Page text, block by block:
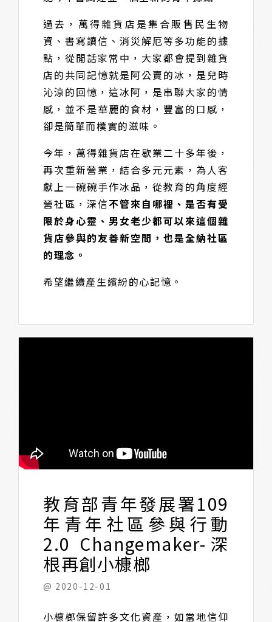
過去，萬得雜貨店是集合販售民生物
資、書寫讀信、消災解厄等多功能的據
點，從閒話家常中，大家都會提到雜貨
店的共同記憶就是阿公賣的冰，是兒時
沁涼的回憶，這冰阿，是串聯大家的情
感，並不是華麗的食材，豐富的口感，
卻是簡單而樸實的滋味。
今年，萬得雜貨店在歇業二十多年後，
再次重新營業，結合多元元素，為人客
獻上一碗碗手作冰品，從教育的角度經
營社區，深信不管來自哪裡、是否有受
限於身心靈、男女老少都可以來這個雜
貨店參與的友善新空間，也是全納社區
的理念。
希望繼續產生繽紛的心記憶。
教育部青年發展署109
年青年社區參與行動
2.0 Changemaker-深
根再創小槺榔
@ 2020-12-01
小槺榔保留許多文化資產，如當地信仰